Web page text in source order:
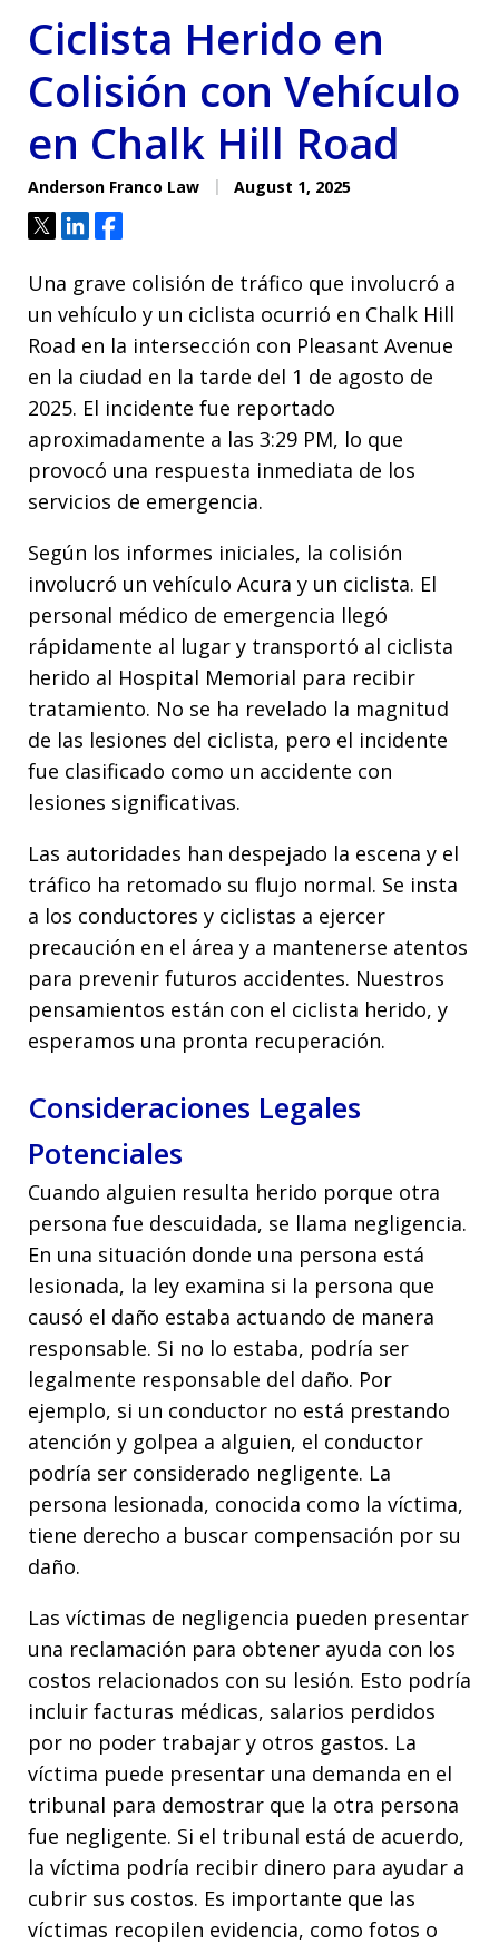
Ciclista Herido en
Colisión con Vehículo
en Chalk Hill Road
Anderson Franco Law August 1, 2025
TweetShareShare
Una grave colisión de tráfico que involucró a
un vehículo y un ciclista ocurrió en Chalk Hill
Road en la intersección con Pleasant Avenue
en la ciudad en la tarde del 1 de agosto de
2025. El incidente fue reportado
aproximadamente a las 3:29 PM, lo que
provocó una respuesta inmediata de los
servicios de emergencia.
Según los informes iniciales, la colisión
involucró un vehículo Acura y un ciclista. El
personal médico de emergencia llegó
rápidamente al lugar y transportó al ciclista
herido al Hospital Memorial para recibir
tratamiento. No se ha revelado la magnitud
de las lesiones del ciclista, pero el incidente
fue clasificado como un accidente con
lesiones significativas.
Las autoridades han despejado la escena y el
tráfico ha retomado su flujo normal. Se insta
a los conductores y ciclistas a ejercer
precaución en el área y a mantenerse atentos
para prevenir futuros accidentes. Nuestros
pensamientos están con el ciclista herido, y
esperamos una pronta recuperación.
Consideraciones Legales
Potenciales
Cuando alguien resulta herido porque otra
persona fue descuidada, se llama negligencia.
En una situación donde una persona está
lesionada, la ley examina si la persona que
causó el daño estaba actuando de manera
responsable. Si no lo estaba, podría ser
legalmente responsable del daño. Por
ejemplo, si un conductor no está prestando
atención y golpea a alguien, el conductor
podría ser considerado negligente. La
persona lesionada, conocida como la víctima,
tiene derecho a buscar compensación por su
daño.
Las víctimas de negligencia pueden presentar
una reclamación para obtener ayuda con los
costos relacionados con su lesión. Esto podría
incluir facturas médicas, salarios perdidos
por no poder trabajar y otros gastos. La
víctima puede presentar una demanda en el
tribunal para demostrar que la otra persona
fue negligente. Si el tribunal está de acuerdo,
la víctima podría recibir dinero para ayudar a
cubrir sus costos. Es importante que las
víctimas recopilen evidencia, como fotos o